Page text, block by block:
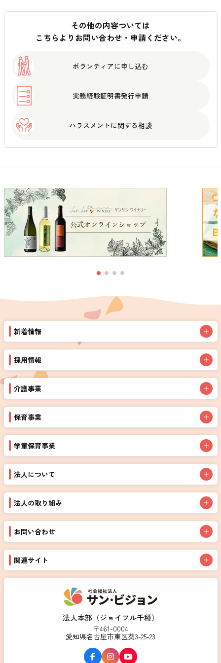
その他の内容ついては
こちらよりお問い合わせ・申請ください。
ボランティアに申し込む
実務経験証明書発行申請
ハラスメントに関する相談
法人本部（ジョイフル千種）
〒461-0004
愛知県名古屋市東区葵3-25-23
新着情報
採用情報
介護事業
保育事業
学童保育事業
法人について
法人の取り組み
お問い合わせ
関連サイト